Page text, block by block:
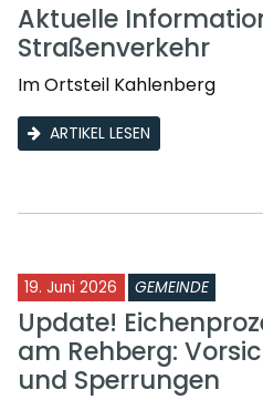
Aktuelle
Straßenverkehr
Im Ortsteil Kahlenberg
ARTIKEL LESEN
19. Juni 2026 GEMEINDE
Update!
am Rehberg:
und Sperrungen